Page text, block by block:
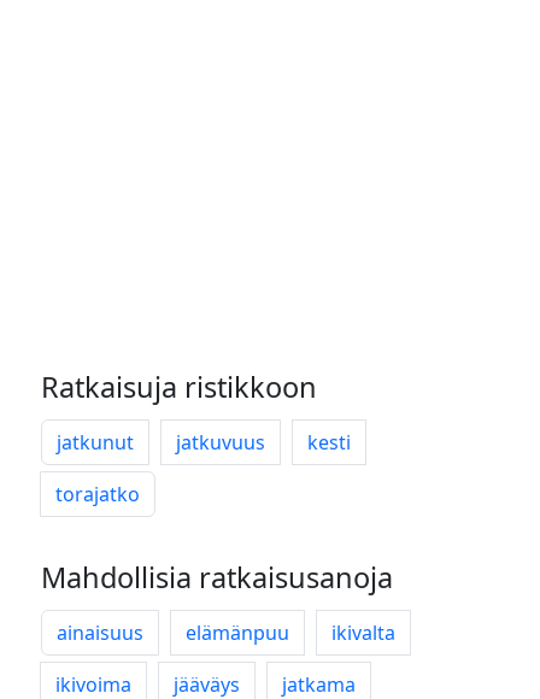
Ratkaisuja ristikkoon
jatkunut jatkuvuus
kesti
torajatko
Mahdollisia ratkaisusanoja
ainaisuus elämänpuu
ikivalta
ikivoima
jääväys
jatkama